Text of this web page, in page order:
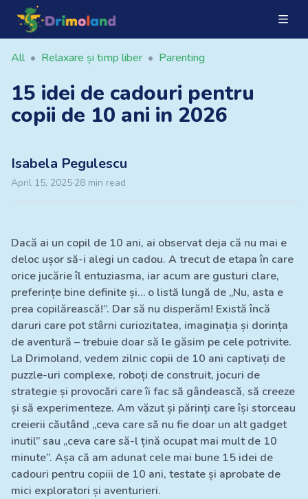
All • Relaxare și timp liber • Parenting
15 idei de cadouri pentru
copii de 10 ani in 2026
Isabela Pegulescu
April 15, 2025·28 min read
Dacă ai un copil de 10 ani, ai observat deja că nu mai e
deloc ușor să-i alegi un cadou. A trecut de etapa în care
orice jucărie îl entuziasma, iar acum are gusturi clare,
preferințe bine definite și… o listă lungă de „Nu, asta e
prea copilărească!”. Dar să nu disperăm! Există încă
daruri care pot stârni curiozitatea, imaginația și dorința
de aventură – trebuie doar să le găsim pe cele potrivite.
La Drimoland, vedem zilnic copii de 10 ani captivați de
puzzle-uri complexe, roboți de construit, jocuri de
strategie și provocări care îi fac să gândească, să creeze
și să experimenteze. Am văzut și părinți care își storceau
creierii căutând „ceva care să nu fie doar un alt gadget
inutil” sau „ceva care să-l țină ocupat mai mult de 10
minute”. Așa că am adunat cele mai bune 15 idei de
cadouri pentru copiii de 10 ani, testate și aprobate de
mici exploratori și aventurieri.